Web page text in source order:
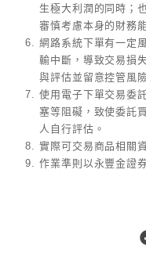
生極大利潤的同時；
審慎考慮本身的財務
網路系統下單有一定
輸中斷，導致交易損
與評估並留意控管風
使用電子下單交易委
塞等阻礙，致使委託
人自行評估。
實際可交易商品相關
作業準則以永豐金證